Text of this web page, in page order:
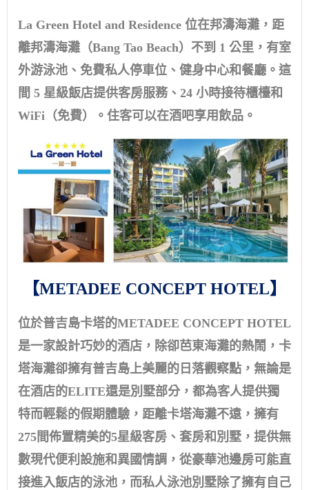
La Green Hotel and Residence 位在邦濤海灘，距
離邦濤海灘（Bang Tao Beach）不到 1 公里，有室
外游泳池、免費私人停車位、健身中心和餐廳。這
間 5 星級飯店提供客房服務、24 小時接待櫃檯和
WiFi（免費）。住客可以在酒吧享用飲品。
【METADEE CONCEPT HOTEL】
位於普吉島卡塔的METADEE CONCEPT HOTEL
是一家設計巧妙的酒店，除卻芭東海灘的熱鬧，卡
塔海灘卻擁有普吉島上美麗的日落觀察點，無論是
在酒店的ELITE還是別墅部分，都為客人提供獨
特而輕鬆的假期體驗，距離卡塔海灘不遠，擁有
275間佈置精美的5星級客房、套房和別墅，提供無
數現代便利設施和異國情調，從豪華池邊房可能直
接進入飯店的泳池，而私人泳池別墅除了擁有自己